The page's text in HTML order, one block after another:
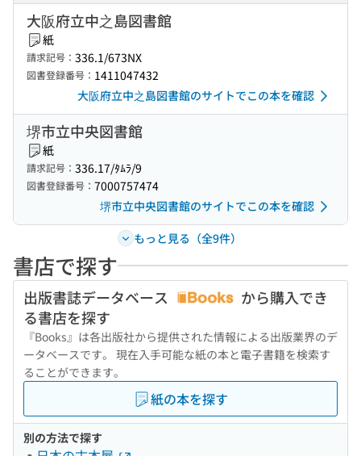
大阪府立中之島図書館
紙
請求記号： 336.1/673NX
図書登録番号： 1411047432
大阪府立中之島図書館のサイトでこの本を確認
堺市立中央図書館
紙
請求記号： 336.17/ﾀﾑﾗ/9
図書登録番号： 7000757474
堺市立中央図書館のサイトでこの本を確認
もっと見る（全9件）
書店で探す
出版書誌データベース
から購入でき
る書店を探す
『Books』は各出版社から提供された情報による出版業界のデ
ータベースです。 現在入手可能な紙の本と電子書籍を検索す
ることができます。
紙の本を探す
別の方法で探す